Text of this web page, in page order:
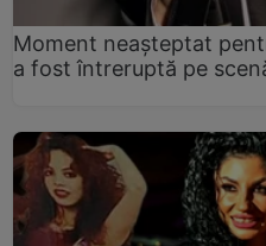
Moment neașteptat
a fost întreruptă pe